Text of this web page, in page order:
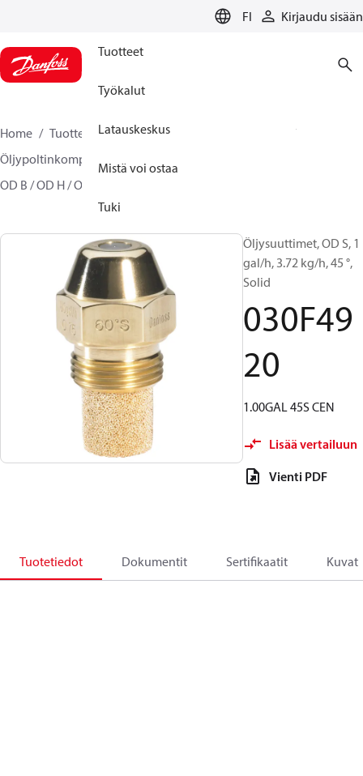
FI Kirjaudu sisään
Tuotteet
Työkalut
Latauskeskus
Mistä voi ostaa
Tuki
Home Tuotteet
Climate Solutions lämmitykseen
Öljypoltinkomponentit
OD B / OD H / OD S
Öljysuuttimet, OD S, 1
gal/h, 3.72 kg/h, 45 °,
Solid
030F49
20
1.00GAL 45S CEN
Lisää vertailuun
Vienti PDF
Tuotetiedot Dokumentit Sertifikaatit Kuvat